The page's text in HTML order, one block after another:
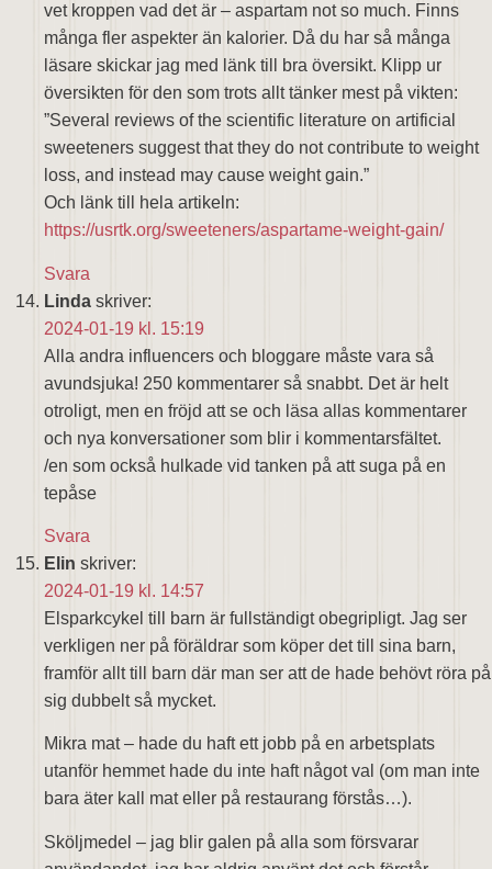
vet kroppen vad det är – aspartam not so much. Finns
många fler aspekter än kalorier. Då du har så många
läsare skickar jag med länk till bra översikt. Klipp ur
översikten för den som trots allt tänker mest på vikten:
”Several reviews of the scientific literature on artificial
sweeteners suggest that they do not contribute to weight
loss, and instead may cause weight gain.”
Och länk till hela artikeln:
https://usrtk.org/sweeteners/aspartame-weight-gain/
Svara
Linda skriver:
2024-01-19 kl. 15:19
Alla andra influencers och bloggare måste vara så
avundsjuka! 250 kommentarer så snabbt. Det är helt
otroligt, men en fröjd att se och läsa allas kommentarer
och nya konversationer som blir i kommentarsfältet.
/en som också hulkade vid tanken på att suga på en
tepåse
Svara
Elin skriver:
2024-01-19 kl. 14:57
Elsparkcykel till barn är fullständigt obegripligt. Jag ser
verkligen ner på föräldrar som köper det till sina barn,
framför allt till barn där man ser att de hade behövt röra på
sig dubbelt så mycket.
Mikra mat – hade du haft ett jobb på en arbetsplats
utanför hemmet hade du inte haft något val (om man inte
bara äter kall mat eller på restaurang förstås…).
Sköljmedel – jag blir galen på alla som försvarar